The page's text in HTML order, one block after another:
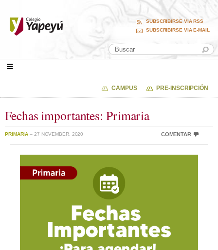
SUBSCRIBIRSE VIA RSS
SUBSCRIBIRSE VIA E-MAIL
CAMPUS PRE-INSCRIPCIÓN
Fechas importantes: Primaria
PRIMARIA – 27 NOVEMBER, 2020 COMENTAR